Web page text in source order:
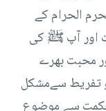
الحرام کے
اور آپ ﷺ کی
محبت بھرے
تفریط سےمشکل